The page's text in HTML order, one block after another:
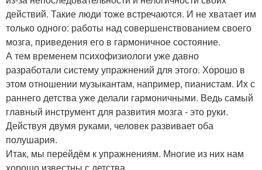
действий. Такие люди тоже встречаются. И не хватает им
только одного: работы над совершенствованием своего
мозга, приведения его в гармоничное состояние.
А тем временем психофизиологи уже давно
разработали систему упражнений для этого. Хорошо в
этом отношении музыкантам, например, пианистам. Их с
раннего детства уже делали гармоничными. Ведь самый
главный инструмент для развития мозга - это руки.
Действуя двумя руками, человек развивает оба
полушария.
Итак, мы перейдём к упражнениям. Многие из них нам